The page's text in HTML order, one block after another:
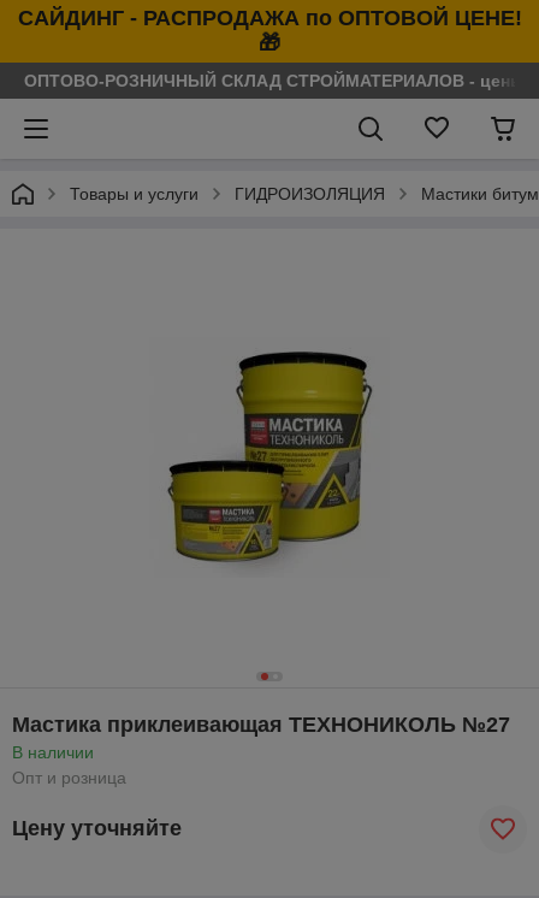
САЙДИНГ - РАСПРОДАЖА по ОПТОВОЙ ЦЕНЕ!
🎁
ОПТОВО-РОЗНИЧНЫЙ СКЛАД СТРОЙМАТЕРИАЛОВ - цены
Товары и услуги ГИДРОИЗОЛЯЦИЯ Мастики
Мастика приклеивающая ТЕХНОНИКОЛЬ №27
В наличии
Опт и розница
Цену уточняйте